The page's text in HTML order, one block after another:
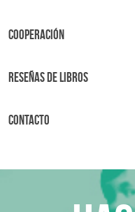
Cooperación
Reseñas de libros
Contacto